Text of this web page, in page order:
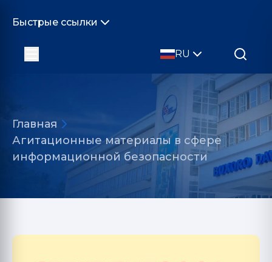
Быстрые ссылки
RU
Главная
Агитационные материалы в сфере
информационной безопасности